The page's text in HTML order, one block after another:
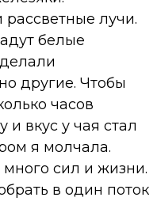
лучи.
белые
другие. Чтобы
часов
и вкус у чая стал
я молчала.
много сил и жизни.
в один поток